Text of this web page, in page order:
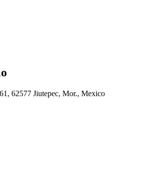
62577 Jiutepec, Mor., Mexico